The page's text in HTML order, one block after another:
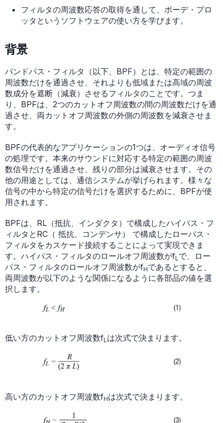
フィルタの周波数応答の取得を通して、ボーデ・プロ
ッタというソフトウェアの使い方を学びます。
背景
バンドパス・フィルタ（以下、BPF）とは、特定の範囲の
周波数だけを通過させ、それよりも低域または高域の周波
数成分を遮断（減衰）させるフィルタのことです。つま
り、BPFは、2つのカットオフ周波数の間の周波数だけを通
過させ、両カットオフ周波数の外側の周波数を減衰させま
す。
BPFの代表的なアプリケーションの1つは、オーディオ信号
の処理です。本来のサウンドに対応する特定の範囲の周波
数信号だけを通過させ、残りの部分は減衰させます。その
他の用途としては、通信システムが挙げられます。様々な
信号の中から特定の信号だけを選択するために、BPFが使
用されます。
BPFは、RL（抵抗、インダクタ）で構成したハイパス・フ
ィルタとRC（ 抵抗、コンデンサ） で構成したローパス・
フィルタをカスケード接続することによって実現できま
す。ハイパス・フィルタのロールオフ周波数がfL で、ロー
パス・フィルタのロールオフ周波数がfHであるとすると、
両周波数が以下のような関係になるように各部品の値を選
択します。
低い方のカットオフ周波数fL は次式で決まります。
高い方のカットオフ周波数fHは次式で決まります。